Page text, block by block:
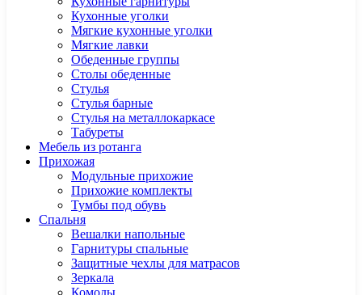
Кухонные уголки
Мягкие кухонные уголки
Мягкие лавки
Обеденные группы
Столы обеденные
Стулья
Стулья барные
Стулья на металлокаркасе
Табуреты
Мебель из ротанга
Прихожая
Модульные прихожие
Прихожие комплекты
Тумбы под обувь
Спальня
Вешалки напольные
Гарнитуры спальные
Защитные чехлы для матрасов
Зеркала
Комоды